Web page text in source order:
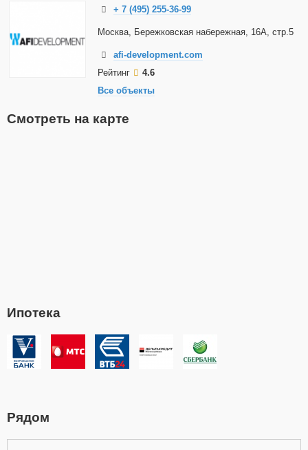
+ 7 (495) 255-36-99
Москва, Бережковская набережная, 16А, стр.5
afi-development.com
Рейтинг
4.6
Все объекты
Смотреть на карте
Ипотека
Рядом